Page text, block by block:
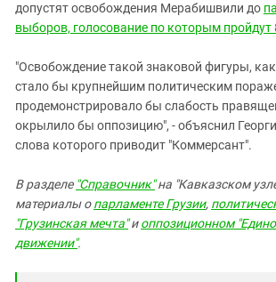
допустят освобождения Мерабишвили до
выборов, голосование по которым пройдут
"Освобождение такой знаковой фигуры,
стало бы крупнейшим политическим
продемонстрировало бы слабость
окрылило бы оппозицию", - объяснил
слова которого приводит "Коммерсант".
В разделе "Справочник"на "Кавказском
материалы опарламенте Грузии,
"Грузинская мечта"иоппозиционном
движении".